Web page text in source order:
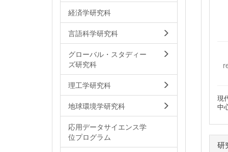
現
中
研
経済学研究科
言語科学研究科
グローバル・スタディー
ズ研究科
理工学研究科
地球環境学研究科
応用データサイエンス学
位プログラム